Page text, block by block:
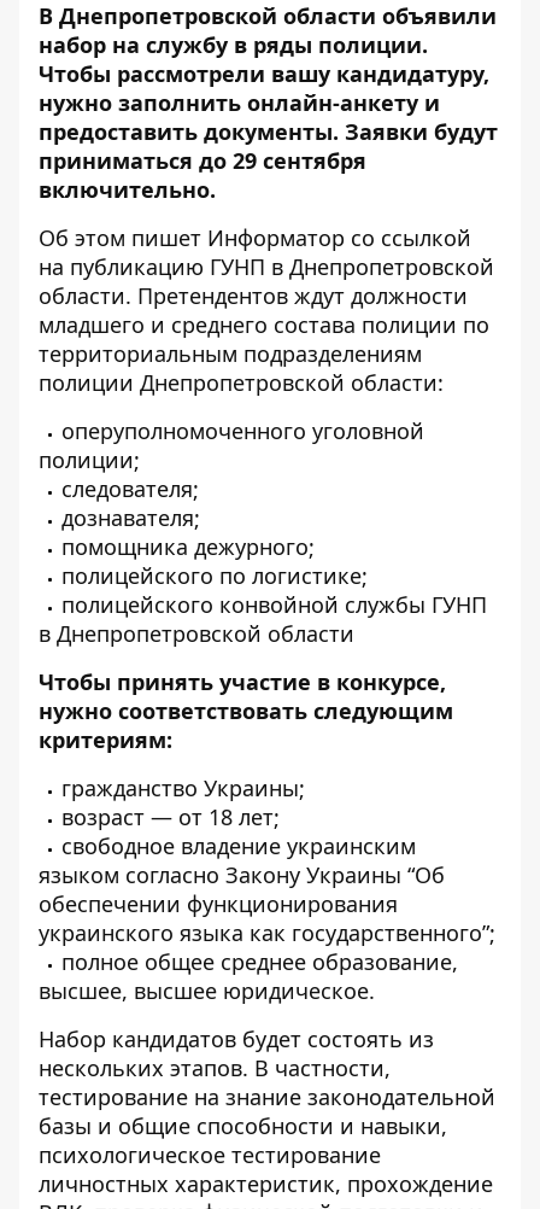
В Днепропетровской области объявили
набор на службу в ряды полиции.
Чтобы рассмотрели вашу кандидатуру,
нужно заполнить онлайн-анкету и
предоставить документы. Заявки будут
приниматься до 29 сентября
включительно.
Об этом пишет Информатор со ссылкой
на публикацию ГУНП в Днепропетровской
области. Претендентов ждут должности
младшего и среднего состава полиции по
территориальным подразделениям
полиции Днепропетровской области:
оперуполномоченного уголовной
полиции;
следователя;
дознавателя;
помощника дежурного;
полицейского по логистике;
полицейского конвойной службы ГУНП
в Днепропетровской области
Чтобы принять участие в конкурсе,
нужно соответствовать следующим
критериям:
гражданство Украины;
возраст — от 18 лет;
свободное владение украинским
языком согласно Закону Украины “Об
обеспечении функционирования
украинского языка как государственного”;
полное общее среднее образование,
высшее, высшее юридическое.
Набор кандидатов будет состоять из
нескольких этапов. В частности,
тестирование на знание законодательной
базы и общие способности и навыки,
психологическое тестирование
личностных характеристик, прохождение